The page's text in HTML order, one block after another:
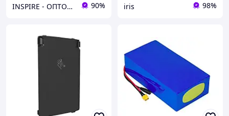
INSPIRE - ОПТОВІ ПРОДАЖІ ТА БЕЗГОТІВКА ДЛЯ БІЗНЕСУ 90% iris 98%